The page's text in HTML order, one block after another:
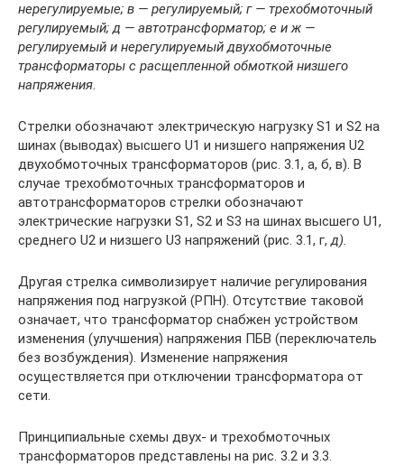
нерегулируемые; в — регулируемый; г — трехобмоточный
регулируемый; д — автотрансформатор; е и ж —
регулируемый и нерегулируемый двухобмоточные
трансформаторы с расщепленной обмоткой низшего
напряжения.
Стрелки обозначают электрическую нагрузку S1 и S2 на
шинах (выводах) высшего U1 и низшего напряжения U2
двухобмоточных трансформаторов (рис. 3.1, а, б, в). В
случае трехобмоточных трансформаторов и
автотрансформаторов стрелки обозначают
электрические нагрузки S1, S2 и S3 на шинах высшего U1,
среднего U2 и низшего U3 напряжений (рис. 3.1, г,д).
Другая стрелка символизи­рует наличие регулирования
напряжения под нагрузкой (РПН). Отсутствие тако­вой
означает, что трансформатор снабжен устройством
изменения (улучшения) напряжения ПБВ (переключатель
без возбуждения). Изменение напряжения
осуществляется при отключении трансформатора от
сети.
Принципиальные схемы двух- и трехобмоточных
трансформаторов пред­ставлены на рис. 3.2 и 3.3.